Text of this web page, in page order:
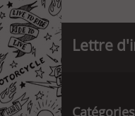
Lettre
Catégories